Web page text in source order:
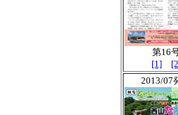
第16
[1]
2013/07